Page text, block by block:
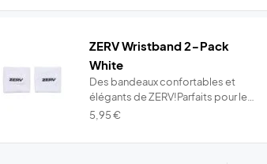
ZERV Wristband 2-Pack
White
Des bandeaux confortables et
élégants de ZERV!Parfaits pour le
t...
Info
5,95€